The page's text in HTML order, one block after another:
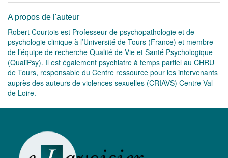
A propos de l'auteur
Robert Courtois est Professeur de psychopathologie et de
psychologie clinique à l’Université de Tours (France) et membre
de l’équipe de recherche Qualité de Vie et Santé Psychologique
(QualiPsy). Il est également psychiatre à temps partiel au CHRU
de Tours, responsable du Centre ressource pour les intervenants
auprès des auteurs de violences sexuelles (CRIAVS) Centre-Val
de Loire.